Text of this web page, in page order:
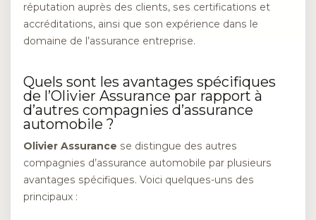
réputation auprès des clients, ses certifications et
accréditations, ainsi que son expérience dans le
domaine de l’assurance entreprise.
Quels sont les avantages spécifiques
de l’Olivier Assurance par rapport à
d’autres compagnies d’assurance
automobile ?
Olivier Assurance se distingue des autres
compagnies d’assurance automobile par plusieurs
avantages spécifiques. Voici quelques-uns des
principaux :